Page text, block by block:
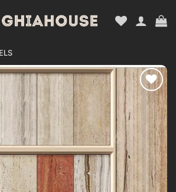
Add to
wishlist